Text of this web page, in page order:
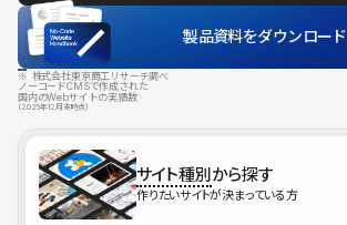
製品資料をダウンロード
※ 株式会社東京商工リサーチ調べ
ノーコードCMSで作成された
国内のWebサイトの実績数
（2025年12月末時点）
サイト種別から探す
作りたいサイトが決まっている方